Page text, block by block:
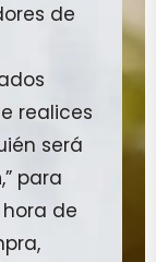
de
realices
será
,” para
de